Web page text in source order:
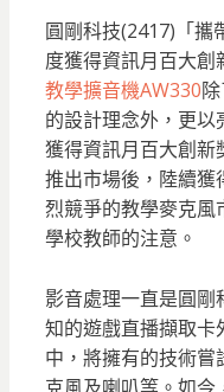
圓剛科技(2417)「攜
度獲得資訊月百大創
教學擴音機AW330
的設計理念外，更以
獲得資訊月百大創新
推出市場後，陸續獲
烈競爭的教學麥克風
學校教師的注意。
影音處理一直是圓
知的遊戲直播擷取卡
中，將擁有的技術